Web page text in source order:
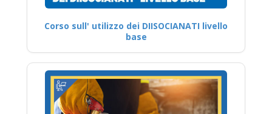
Corso sull' utilizzo dei DIISOCIANATI livello
base